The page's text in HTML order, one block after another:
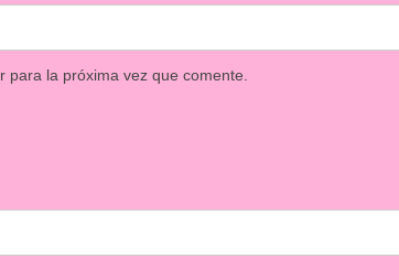
para la próxima vez que comente.